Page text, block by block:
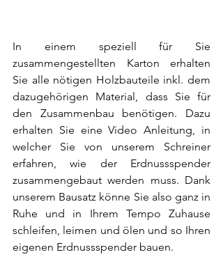
In einem speziell für Sie
zusammengestellten Karton erhalten
Sie alle nötigen Holzbauteile inkl. dem
dazugehörigen Material, dass Sie für
den Zusammenbau benötigen. Dazu
erhalten Sie eine Video Anleitung, in
welcher Sie von unserem Schreiner
erfahren, wie der Erdnussspender
zusammengebaut werden muss. Dank
unserem Bausatz könne Sie also ganz in
Ruhe und in Ihrem Tempo Zuhause
schleifen, leimen und ölen und so Ihren
eigenen Erdnussspender bauen.